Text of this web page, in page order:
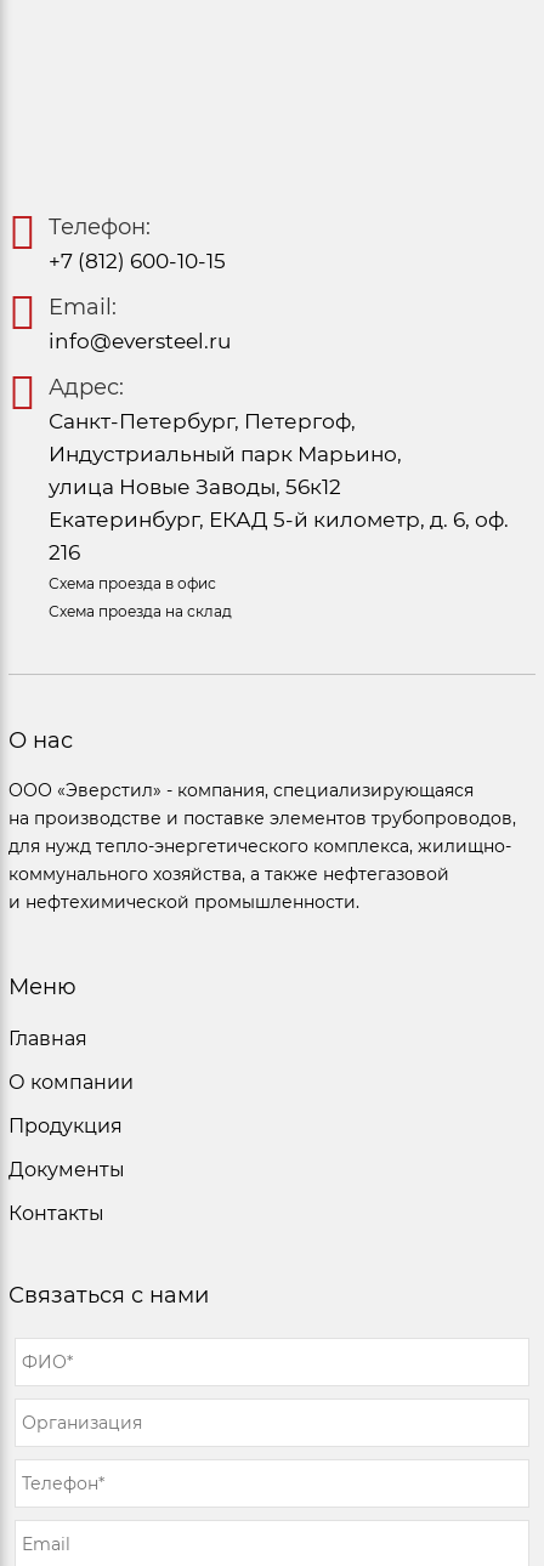
Телефон:
+7 (812) 600-10-15
Email:
info@eversteel.ru
Адрес:
Санкт-Петербург, Петергоф,
Индустриальный парк Марьино,
улица Новые Заводы, 56к12
Екатеринбург, ЕКАД 5-й километр, д. 6, оф.
216
Схема проезда в офис
Схема проезда на склад
О нас
ООО «Эверстил» - компания, специализирующаяся
на производстве и поставке элементов трубопроводов,
для нужд тепло-энергетического комплекса, жилищно-
коммунального хозяйства, а также нефтегазовой
и нефтехимической промышленности.
Меню
Главная
О компании
Продукция
Документы
Контакты
Связаться с нами